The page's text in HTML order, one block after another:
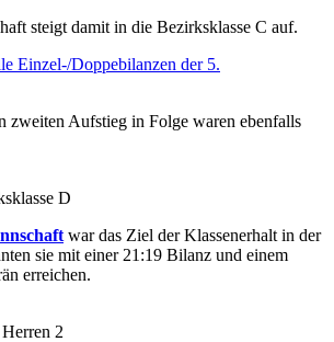
steigt damit in die Bezirksklasse C auf.
Einzel-/Doppebilanzen der 5.
zweiten Aufstieg in Folge waren ebenfalls
D
war das Ziel der Klassenerhalt in der
sie mit einer 21:19 Bilanz und einem
erreichen.
2